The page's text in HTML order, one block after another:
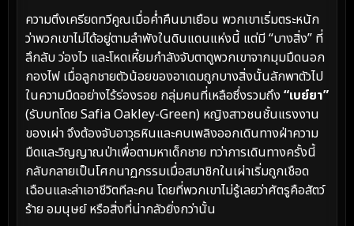
ความตึงเครียดทวีคูณเมื่อค่ำคืนมาเยือน พวกเขาเริ่มตระหนัก
ว่าพวกเขาไม่ได้อยู่ตามลำพังในดินแดนแห่งนี้ แต่มี “บางสิ่ง” ที่
ลึกลับ ว่องไว และโหดเหี้ยมกำลังจับตาดูพวกเขาจากมุมมืดนอก
กองไฟ เมื่อลูกชายตัวน้อยของอาเดมถูกบางสิ่งนั้นลักพาตัวไป
ในความมืดอย่างไร้ร่องรอย กลุ่มคนที่เหลือซึ่งรวมถึง “เบย์ยา”
(รับบทโดย Safia Oakley-Green) หญิงสาวชนชั้นแรงงาน
ของเผ่า จึงต้องจับอาวุธหินและคบเพลิงออกเดินทางฝ่าความ
มืดและวิญญาณป่าเพื่อตามหาเด็กชาย ทว่าการเดินทางครั้งนี้
กลับกลายเป็นโศกนาฏกรรมเมื่อสมาชิกในเผ่าเริ่มถูกเชือด
เฉือนและล่าเอาชีวิตทีละคน โดยที่พวกเขาไม่รู้เลยว่าศัตรูคือสัตว์
ร้าย อมนุษย์ หรือสิ่งที่น่ากลัวยิ่งกว่านั้น